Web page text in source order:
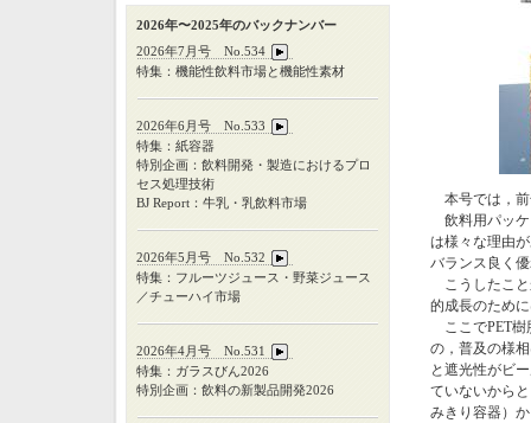
本号では，前
飲料用パッケ
は様々な理由
バランス良く
こうしたこと
的成長のため
ここでPET樹
の，普及の様
と遮光性がビ
ていないから
みきり容器）
2026年〜2025年のバックナンバー
2026年7月号 No.534
特集：機能性飲料市場と機能性素材
2026年6月号 No.533
特集：紙容器
特別企画：飲料開発・製造におけるプロ
セス処理技術
BJ Report：牛乳・乳飲料市場
2026年5月号 No.532
特集：フルーツジュース・野菜ジュース
／チューハイ市場
2026年4月号 No.531
特集：ガラスびん2026
特別企画：飲料の新製品開発2026